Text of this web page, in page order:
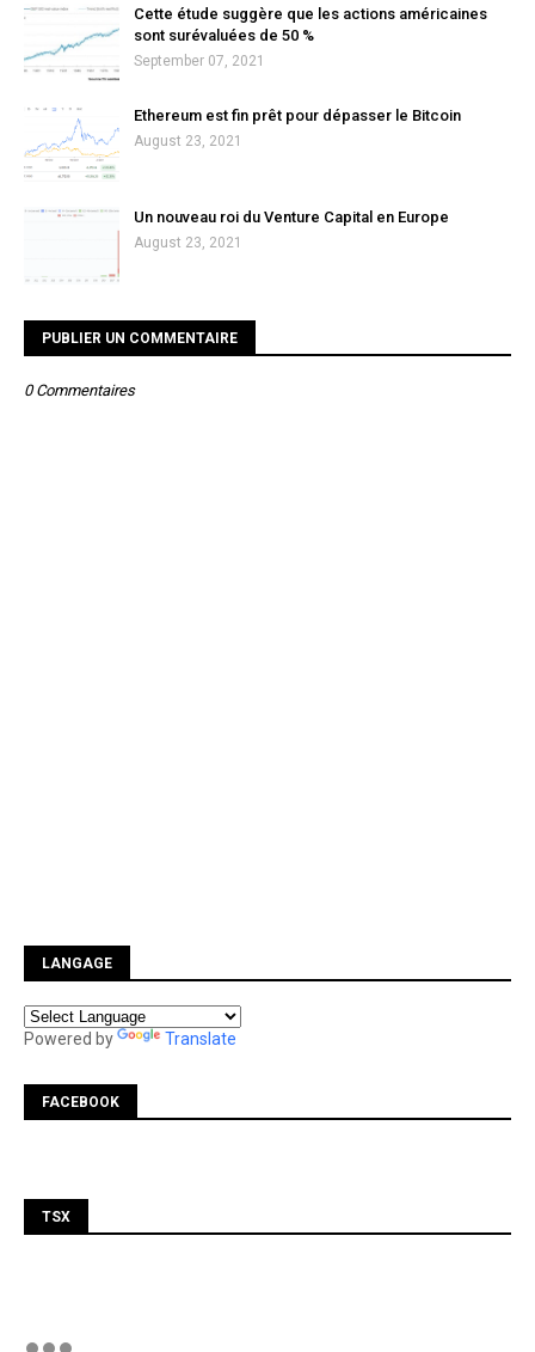
Cette étude suggère que les actions américaines
sont surévaluées de 50 %
September 07, 2021
Ethereum est fin prêt pour dépasser le Bitcoin
August 23, 2021
Un nouveau roi du Venture Capital en Europe
August 23, 2021
PUBLIER UN COMMENTAIRE
0 Commentaires
LANGAGE
Powered by Translate
FACEBOOK
TSX